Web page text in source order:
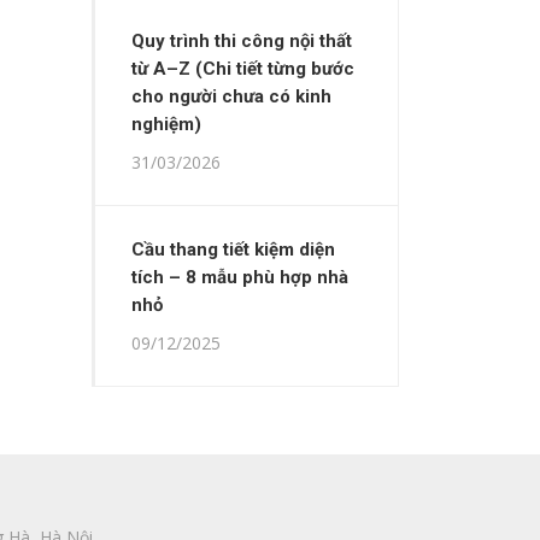
Quy trình thi công nội thất
từ A–Z (Chi tiết từng bước
cho người chưa có kinh
nghiệm)
31/03/2026
Cầu thang tiết kiệm diện
tích – 8 mẫu phù hợp nhà
nhỏ
09/12/2025